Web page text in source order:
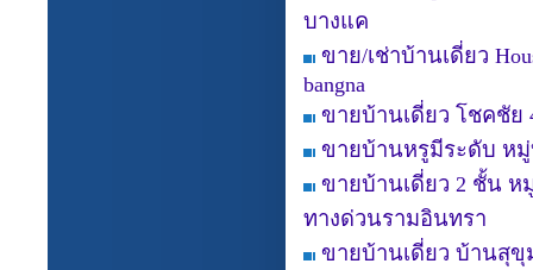
บางแค
ขาย/เช่าบ้านเดี่ยว
bangna
ขายบ้านเดี่ยว โชคชัย
ขายบ้านหรูมีระดับ หมู่
ขายบ้านเดี่ยว 2 ชั้น
ทางด่วนรามอินทรา
ขายบ้านเดี่ยว บ้านสุขุ